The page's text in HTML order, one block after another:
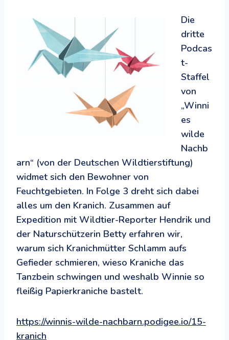
Die
dritte
Podcas
t-
Staffel
von
„Winni
es
wilde
Nachb
arn“ (von der Deutschen Wildtierstiftung)
widmet sich den Bewohner von
Feuchtgebieten. In Folge 3 dreht sich dabei
alles um den Kranich. Zusammen auf
Expedition mit Wildtier-Reporter Hendrik und
der Naturschützerin Betty erfahren wir,
warum sich Kranichmütter Schlamm aufs
Gefieder schmieren, wieso Kraniche das
Tanzbein schwingen und weshalb Winnie so
fleißig Papierkraniche bastelt.
https://winnis-wilde-nachbarn.podigee.io/15-
kranich